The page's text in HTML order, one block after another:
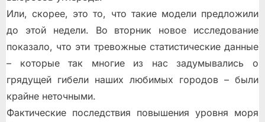
Или, скорее, это то, что такие модели предложили
до этой недели. Во вторник новое исследование
показало, что эти тревожные статистические данные
– которые так многие из нас задумывались о
грядущей гибели наших любимых городов – были
крайне неточными.
Фактические последствия повышения уровня моря